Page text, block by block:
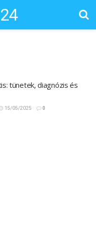
tünetek, diagnózis és
15/05/2025 0